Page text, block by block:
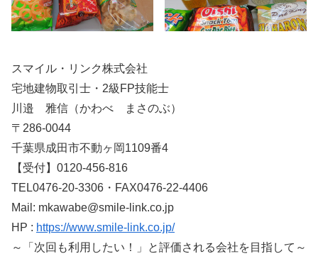
スマイル・リンク株式会社
宅地建物取引士・2級FP技能士
川邉 雅信（かわべ まさのぶ）
〒286-0044
千葉県成田市不動ヶ岡1109番4
【受付】0120-456-816
TEL0476-20-3306・FAX0476-22-4406
Mail: mkawabe@smile-link.co.jp
HP : https://www.smile-link.co.jp/
～「次回も利用したい！」と評価される会社を目指して～